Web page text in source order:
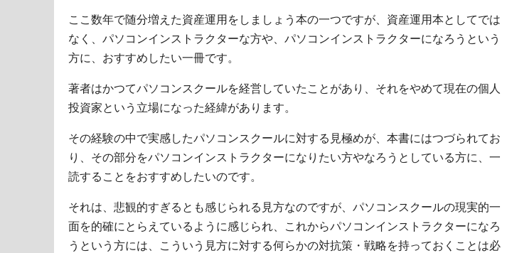
ここ数年で随分増えた資産運用をしましょう本の一つですが、資産運用本としてでは
なく、パソコンインストラクターな方や、パソコンインストラクターになろうという
方に、おすすめしたい一冊です。
著者はかつてパソコンスクールを経営していたことがあり、それをやめて現在の個人
投資家という立場になった経緯があります。
その経験の中で実感したパソコンスクールに対する見極めが、本書にはつづられてお
り、その部分をパソコンインストラクターになりたい方やなろうとしている方に、一
読することをおすすめしたいのです。
それは、悲観的すぎるとも感じられる見方なのですが、パソコンスクールの現実的一
面を的確にとらえているように感じられ、これからパソコンインストラクターになろ
うという方には、こういう見方に対する何らかの対抗策・戦略を持っておくことは必